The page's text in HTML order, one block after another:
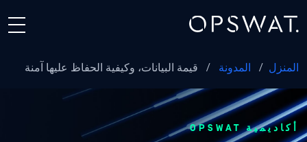
المنزل / المدونة / قيمة البيانات، وكيفية الحفاظ عليها آمنة
أكاديمية OPSWAT